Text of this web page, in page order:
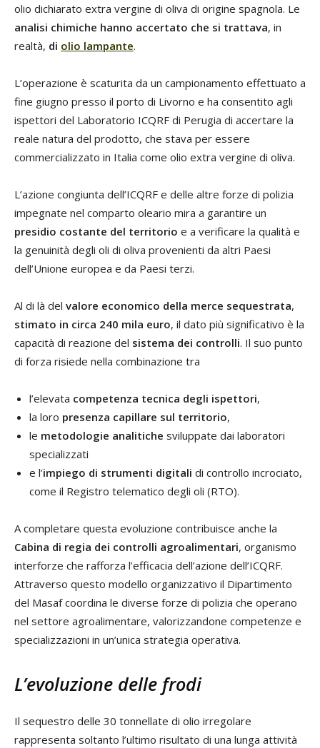
olio dichiarato extra vergine di oliva di origine spagnola. Le
analisi chimiche hanno accertato che si trattava, in
realtà, di olio lampante.
L’operazione è scaturita da un campionamento effettuato a
fine giugno presso il porto di Livorno e ha consentito agli
ispettori del Laboratorio ICQRF di Perugia di accertare la
reale natura del prodotto, che stava per essere
commercializzato in Italia come olio extra vergine di oliva.
L’azione congiunta dell’ICQRF e delle altre forze di polizia
impegnate nel comparto oleario mira a garantire un
presidio costante del territorio e a verificare la qualità e
la genuinità degli oli di oliva provenienti da altri Paesi
dell’Unione europea e da Paesi terzi.
Al di là del valore economico della merce sequestrata,
stimato in circa 240 mila euro, il dato più significativo è la
capacità di reazione del sistema dei controlli. Il suo punto
di forza risiede nella combinazione tra
l’elevata competenza tecnica degli ispettori,
la loro presenza capillare sul territorio,
le metodologie analitiche sviluppate dai laboratori
specializzati
e l’impiego di strumenti digitali di controllo incrociato,
come il Registro telematico degli oli (RTO).
A completare questa evoluzione contribuisce anche la
Cabina di regia dei controlli agroalimentari, organismo
interforze che rafforza l’efficacia dell’azione dell’ICQRF.
Attraverso questo modello organizzativo il Dipartimento
del Masaf coordina le diverse forze di polizia che operano
nel settore agroalimentare, valorizzandone competenze e
specializzazioni in un’unica strategia operativa.
L’evoluzione delle frodi
Il sequestro delle 30 tonnellate di olio irregolare
rappresenta soltanto l’ultimo risultato di una lunga attività